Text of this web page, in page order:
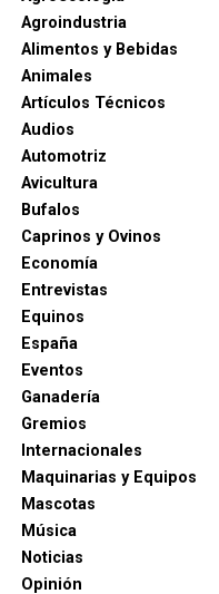
Agroindustria
Alimentos y Bebidas
Animales
Artículos Técnicos
Audios
Automotriz
Avicultura
Bufalos
Caprinos y Ovinos
Economía
Entrevistas
Equinos
España
Eventos
Ganadería
Gremios
Internacionales
Maquinarias y Equipos
Mascotas
Música
Noticias
Opinión